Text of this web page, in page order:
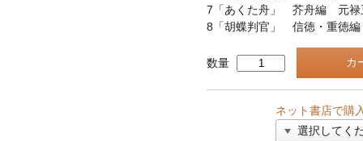
7「あくた舟」 芥舟編 元
8「胡蝶判官」 信徳・重徳
数量
ネット書店で購